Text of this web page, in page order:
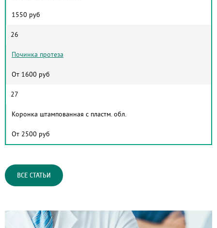
1550 руб
26
Починка протеза
От 1600 руб
27
Коронка штампованная с пластм. обл.
От 2500 руб
ВСЕ СТАТЬИ